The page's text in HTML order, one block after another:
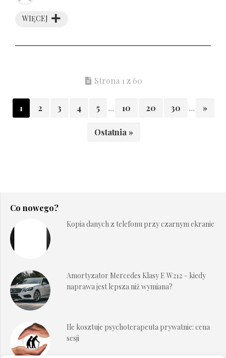
WIĘCEJ
Strona 1 z 60
1 2 3 4 5 ... 10 20 30 ... »
Ostatnia »
Co nowego?
Kopia danych z telefonu przy czarnym ekranie
Amortyzator Mercedes Klasy E W212 – kiedy
naprawa jest lepsza niż wymiana?
Ile kosztuje psychoterapeuta prywatnie: cena
sesji